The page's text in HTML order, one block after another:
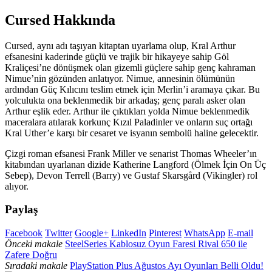
Cursed Hakkında
Cursed, aynı adı taşıyan kitaptan uyarlama olup, Kral Arthur
efsanesini kaderinde güçlü ve trajik bir hikayeye sahip Göl
Kraliçesi’ne dönüşmek olan gizemli güçlere sahip genç kahraman
Nimue’nin gözünden anlatıyor. Nimue, annesinin ölümünün
ardından Güç Kılıcını teslim etmek için Merlin’i aramaya çıkar. Bu
yolculukta ona beklenmedik bir arkadaş; genç paralı asker olan
Arthur eşlik eder. Arthur ile çıktıkları yolda Nimue beklenmedik
maceralara atılarak korkunç Kızıl Paladinler ve onların suç ortağı
Kral Uther’e karşı bir cesaret ve isyanın sembolü haline gelecektir.
Çizgi roman efsanesi Frank Miller ve senarist Thomas Wheeler’ın
kitabından uyarlanan dizide Katherine Langford (Ölmek İçin On Üç
Sebep), Devon Terrell (Barry) ve Gustaf Skarsgård (Vikingler) rol
alıyor.
Paylaş
Facebook Twitter Google+ LinkedIn Pinterest WhatsApp E-mail
Önceki makale SteelSeries Kablosuz Oyun Faresi Rival 650 ile
Zafere Doğru
Sıradaki makale PlayStation Plus Ağustos Ayı Oyunları Belli Oldu!